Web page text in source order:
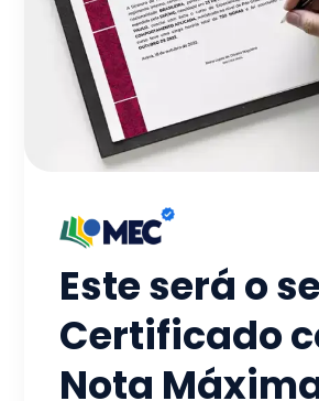
Este será o
Certificado
Nota